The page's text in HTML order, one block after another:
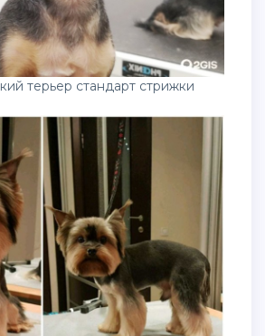
терьер стандарт стрижки